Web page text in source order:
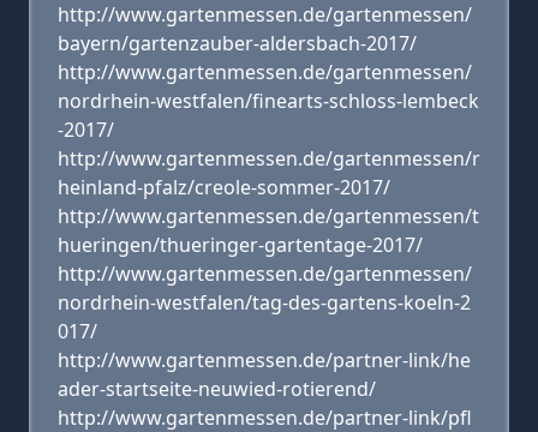
http://www.gartenmessen.de/gartenmessen/
bayern/gartenzauber-aldersbach-2017/
http://www.gartenmessen.de/gartenmessen/
nordrhein-westfalen/finearts-schloss-lembeck
-2017/
http://www.gartenmessen.de/gartenmessen/r
heinland-pfalz/creole-sommer-2017/
http://www.gartenmessen.de/gartenmessen/t
hueringen/thueringer-gartentage-2017/
http://www.gartenmessen.de/gartenmessen/
nordrhein-westfalen/tag-des-gartens-koeln-2
017/
http://www.gartenmessen.de/partner-link/he
ader-startseite-neuwied-rotierend/
http://www.gartenmessen.de/partner-link/pfl